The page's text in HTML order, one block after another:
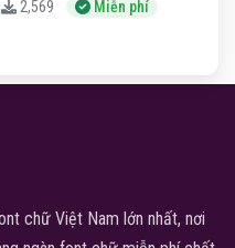
2,569 Miễn phí
chữ Việt Nam lớn nhất, nơi